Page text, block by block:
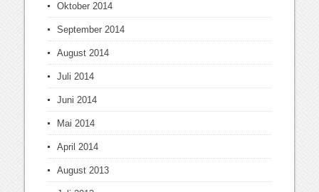
Oktober 2014
September 2014
August 2014
Juli 2014
Juni 2014
Mai 2014
April 2014
August 2013